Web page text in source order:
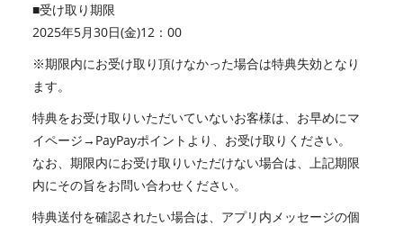
■受け取り期限
2025年5月30日(金)12：00
※期限内にお受け取り頂けなかった場合は特典失効となり
ます。
特典をお受け取りいただいていないお客様は、お早めにマ
イページ→PayPayポイントより、お受け取りください。
なお、期限内にお受け取りいただけない場合は、上記期限
内にその旨をお問い合わせください。
特典送付を確認されたい場合は、アプリ内メッセージの個